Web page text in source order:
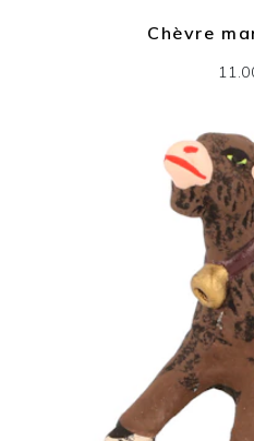
Chèvre